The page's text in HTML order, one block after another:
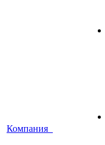
Компания